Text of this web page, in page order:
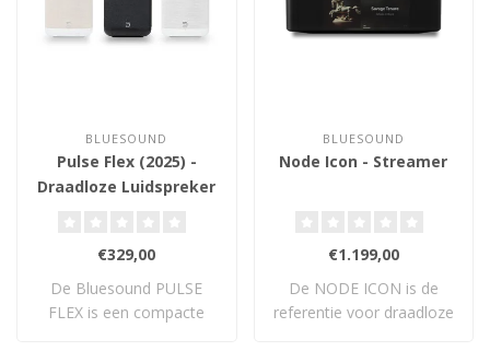
BLUESOUND
Pulse Flex (2025) -
Draadloze Luidspreker
€329,00
De Bluesound PULSE
FLEX is een compacte
BLUESOUND
Node Icon - Streamer
€1.199,00
De NODE ICON is de
referentie voor draadloze